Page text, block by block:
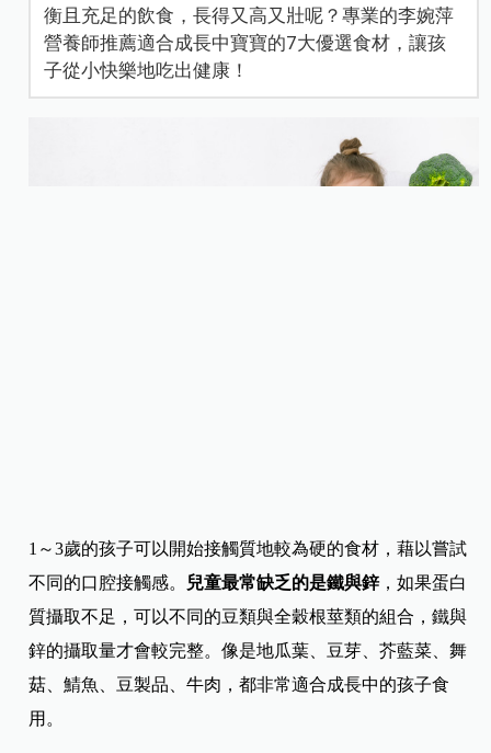
衡且充足的飲食，長得又高又壯呢？專業的李婉萍
營養師推薦適合成長中寶寶的7大優選食材，讓孩
子從小快樂地吃出健康！
1～3歲的孩子可以開始接觸質地較為硬的食材，藉以嘗試
不同的口腔接觸感。
兒童最常缺乏的是鐵與鋅，如果蛋白
質攝取不足，可以不同的豆類與全穀根莖類的組合，鐵與
鋅的攝取量才會較完整。像是地瓜葉、豆芽、芥藍菜、舞
菇、鯖魚、豆製品、牛肉，都非常適合成長中的孩子食
用。